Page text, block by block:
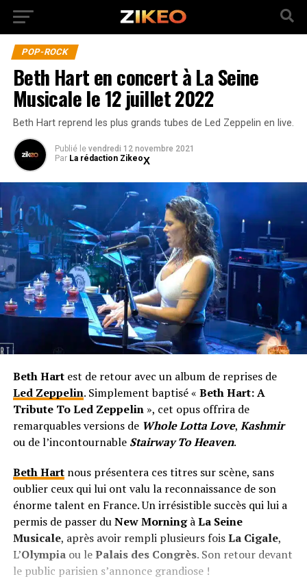
POP-ROCK
Beth Hart en concert à La Seine
Musicale le 12 juillet 2022
Beth Hart reprend les plus grands tubes de Led Zeppelin en live.
Publié le vendredi 12 novembre 2021
Par La rédaction Zikeo
Beth Hartest de retour avec un album de reprises de
Led Zeppelin. Simplement baptisé « Beth Hart: A
Tribute To Led Zeppelin», cet opus offrira de
remarquables versions de Whole Lotta Love, Kashmir
ou de l’incontournable Stairway To Heaven.
Beth Hartnous présentera ces titres sur scène, sans
oublier ceux qui lui ont valu la reconnaissance de son
énorme talent en France. Un irrésistible succès qui lui a
permis de passer duNew MorningàLa Seine
Musicale, après avoir rempli plusieurs foisLa Cigale,
L’Olympiaou lePalais des Congrès. Son retour devant
le public parisien s’annonce grandiose !